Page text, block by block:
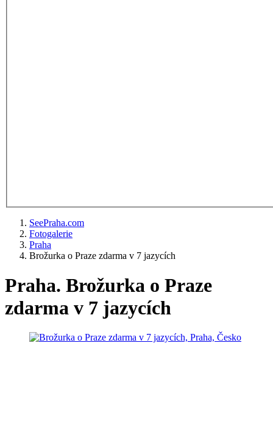
SeePraha.com
Fotogalerie
Praha
Brožurka o Praze zdarma v 7 jazycích
Praha. Brožurka o Praze
zdarma v 7 jazycích